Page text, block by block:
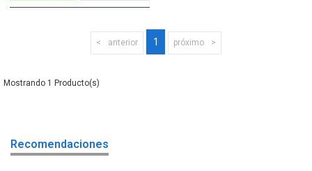
anterior 1 próximo
1
Recomendaciones